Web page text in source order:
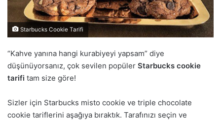
Starbucks Cookie Tarifi
“Kahve yanına hangi kurabiyeyi yapsam” diye
düşünüyorsanız, çok sevilen popüler Starbucks cookie
tarifi tam size göre!
Sizler için Starbucks misto cookie ve triple chocolate
cookie tariflerini aşağıya bıraktık. Tarafınızı seçin ve